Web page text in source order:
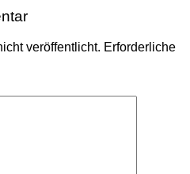
veröffentlicht. Erforderliche